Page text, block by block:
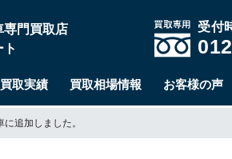
専門買取店
受付
買取実績 買取相場情報 お客様の声
追加しました。